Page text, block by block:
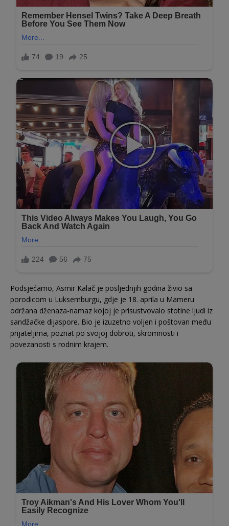
Podsjećamo, Asmir Kalač je posljednjih godina živio sa
porodicom u Luksemburgu, gdje je 18. aprila u Mameru
održana dženaza-namaz kojoj je prisustvovalo stotine ljudi iz
sandžačke dijaspore. Bio je izuzetno voljen i poštovan među
prijateljima, poznat po svojoj dobroti, skromnosti i
povezanosti s rodnim krajem.